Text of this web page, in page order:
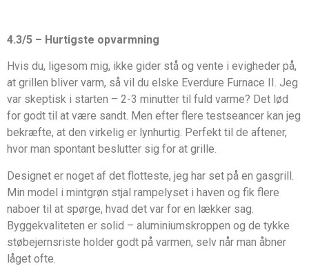
4.3/5 – Hurtigste opvarmning
Hvis du, ligesom mig, ikke gider stå og vente i evigheder på,
at grillen bliver varm, så vil du elske Everdure Furnace II. Jeg
var skeptisk i starten – 2-3 minutter til fuld varme? Det lød
for godt til at være sandt. Men efter flere testseancer kan jeg
bekræfte, at den virkelig er lynhurtig. Perfekt til de aftener,
hvor man spontant beslutter sig for at grille.
Designet er noget af det flotteste, jeg har set på en gasgrill.
Min model i mintgrøn stjal rampelyset i haven og fik flere
naboer til at spørge, hvad det var for en lækker sag.
Byggekvaliteten er solid – aluminiumskroppen og de tykke
støbejernsriste holder godt på varmen, selv når man åbner
låget ofte.